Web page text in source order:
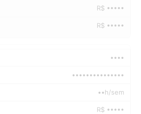
R$ •••••
R$ •••••
••••
•••••••••••••••
••h/sem
R$ •••••